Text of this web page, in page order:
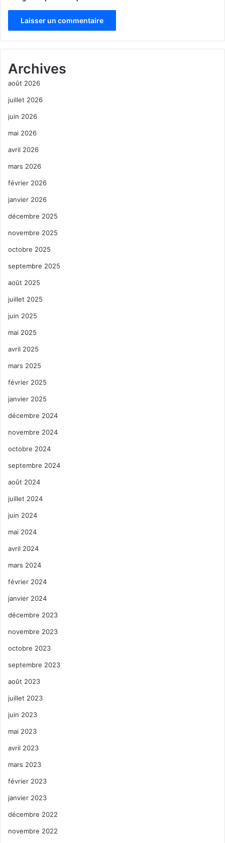
coronavirus
t
e
r
n
:
Archives
août 2026
juillet 2026
juin 2026
mai 2026
avril 2026
mars 2026
février 2026
janvier 2026
décembre 2025
novembre 2025
octobre 2025
septembre 2025
août 2025
juillet 2025
juin 2025
mai 2025
avril 2025
mars 2025
février 2025
janvier 2025
décembre 2024
novembre 2024
octobre 2024
septembre 2024
août 2024
juillet 2024
juin 2024
mai 2024
avril 2024
mars 2024
février 2024
janvier 2024
décembre 2023
novembre 2023
octobre 2023
septembre 2023
août 2023
juillet 2023
juin 2023
mai 2023
avril 2023
mars 2023
février 2023
janvier 2023
décembre 2022
novembre 2022